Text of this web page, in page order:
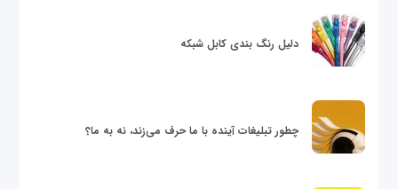
دلیل رنگ بندی کابل شبکه
چطور تبلیغات آینده با ما حرف می‌زند، نه به ما؟